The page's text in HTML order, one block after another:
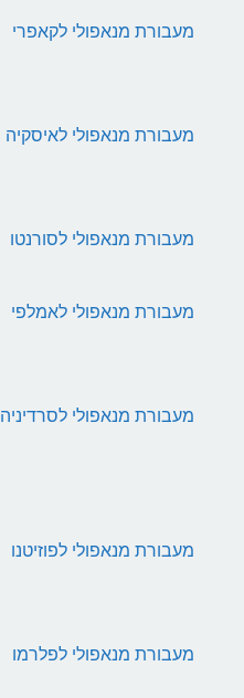
מעבורת מנאפולי לקאפרי
מעבורת מנאפולי לאיסקיה
מעבורת מנאפולי לסורנטו
מעבורת מנאפולי לאמלפי
מעבורת מנאפולי לסרדיניה
מעבורת מנאפולי לפוזיטנו
מעבורת מנאפולי לפלרמו